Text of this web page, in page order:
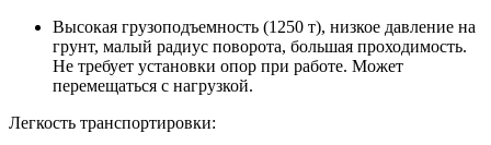
Высокая грузоподъемность (1250 т), низкое давление на
грунт, малый радиус поворота, большая проходимость.
Не требует установки опор при работе. Может
перемещаться с нагрузкой.
Легкость транспортировки: